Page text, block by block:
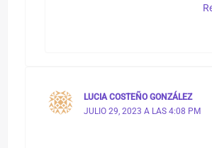
LUCIA COSTEÑO GONZÁLEZ
JULIO 29, 2023 A LAS 4:08 PM